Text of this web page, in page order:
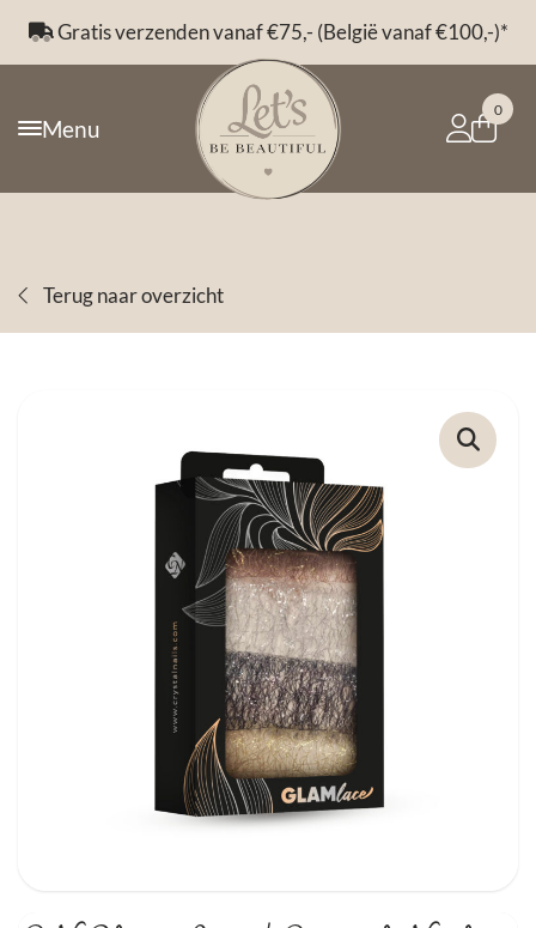
Gratis verzenden vanaf €75,- (België vanaf €100,-)*
Menu
0
Terug naar overzicht